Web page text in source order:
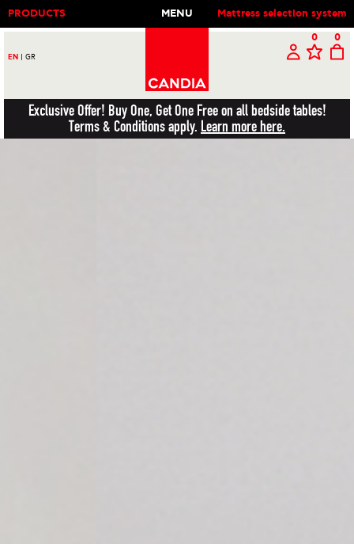
PRODUCTS MENU Mattress selection system
EN GR
0 0
Exclusive Offer! Buy One, Get One Free on all bedside tables!
Terms & Conditions apply. Learn more here.